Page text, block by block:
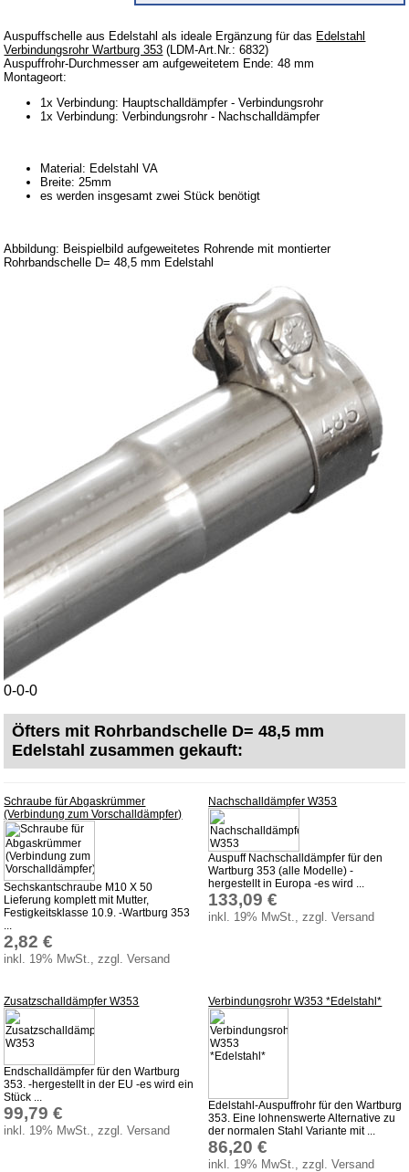
Wartburg 353
Barkas B 1000
Skoda
Anhänger
Glühlampen
KFZ-Leitungen & Zubehör
Sonderposten
Service
AGB
Datenschutz
Batterierücknahme
Downloads
Versandkosten
Webtipps
Warenkorb
Auspuffschelle aus Edelstahl als ideale Ergänzung für das Edelstahl
Verbindungsrohr Wartburg 353 (LDM-Art.Nr.: 6832)
Auspuffrohr-Durchmesser am aufgeweitetem Ende: 48 mm
Montageort:
1x Verbindung: Hauptschalldämpfer - Verbindungsrohr
1x Verbindung: Verbindungsrohr - Nachschalldämpfer
Material: Edelstahl VA
Breite: 25mm
es werden insgesamt zwei Stück benötigt
Abbildung: Beispielbild aufgeweitetes Rohrende mit montierter
Rohrbandschelle D= 48,5 mm Edelstahl
0-0-0
Öfters mit Rohrbandschelle D= 48,5 mm
Edelstahl zusammen gekauft:
Schraube für Abgaskrümmer
(Verbindung zum Vorschalldämpfer)
Sechskantschraube M10 X 50
Lieferung komplett mit Mutter,
Festigkeitsklasse 10.9. -Wartburg 353
...
2,82 €
inkl. 19% MwSt., zzgl. Versand
Nachschalldämpfer W353
Auspuff Nachschalldämpfer für den
Wartburg 353 (alle Modelle) -
hergestellt in Europa -es wird ...
133,09 €
inkl. 19% MwSt., zzgl. Versand
Zusatzschalldämpfer W353
Endschalldämpfer für den Wartburg
353. -hergestellt in der EU -es wird ein
Stück ...
99,79 €
inkl. 19% MwSt., zzgl. Versand
Verbindungsrohr W353 *Edelstahl*
Edelstahl-Auspuffrohr für den Wartburg
353. Eine lohnenswerte Alternative zu
der normalen Stahl Variante mit ...
86,20 €
inkl. 19% MwSt., zzgl. Versand